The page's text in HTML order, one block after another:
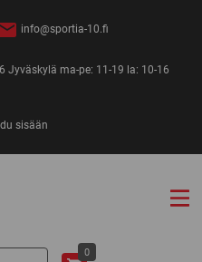
info@sportia-10.fi
Jyväskylä ma-pe: 11-19 la: 10-16
sisään
0